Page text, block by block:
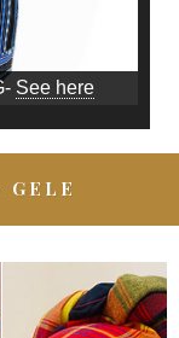
See here
GELE